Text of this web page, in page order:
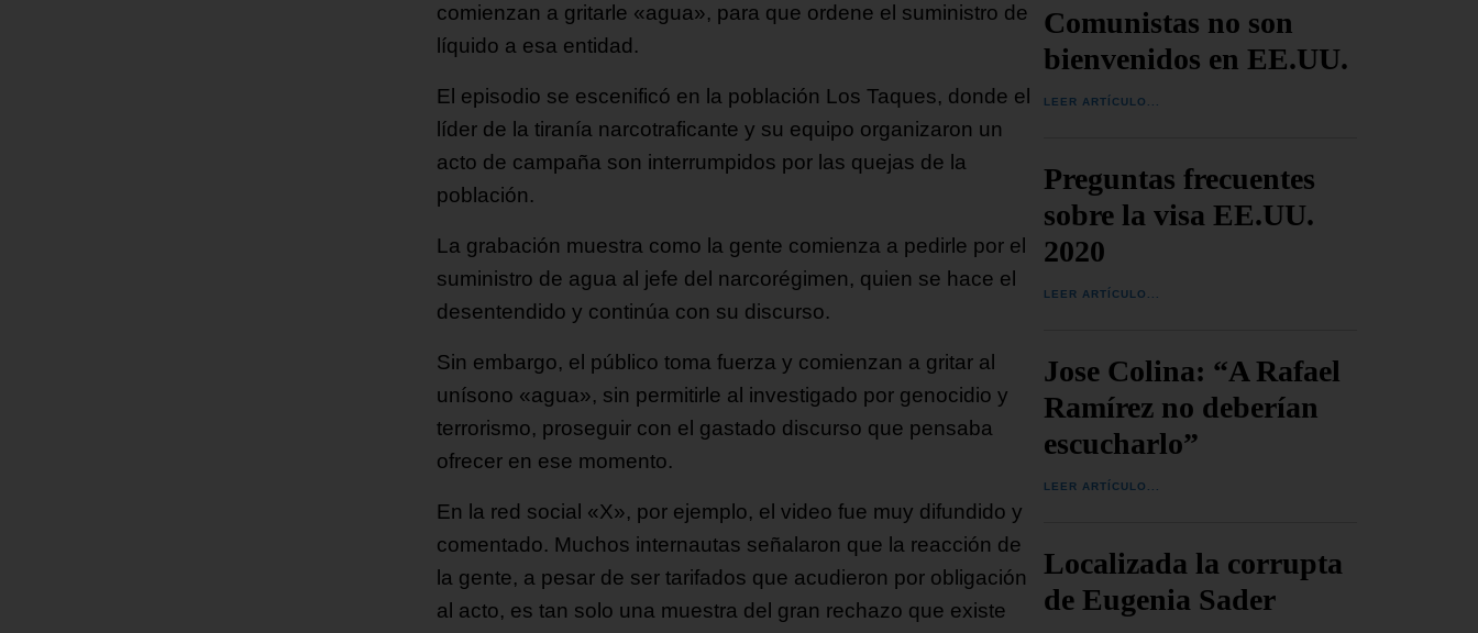
comienzan a gritarle «agua», para que ordene el suministro de
líquido a esa entidad.
El episodio se escenificó en la población Los Taques, donde el
líder de la tiranía narcotraficante y su equipo organizaron un
acto de campaña son interrumpidos por las quejas de la
población.
La grabación muestra como la gente comienza a pedirle por el
suministro de agua al jefe del narcorégimen, quien se hace el
desentendido y continúa con su discurso.
Sin embargo, el público toma fuerza y comienzan a gritar al
unísono «agua», sin permitirle al investigado por genocidio y
terrorismo, proseguir con el gastado discurso que pensaba
ofrecer en ese momento.
En la red social «X», por ejemplo, el video fue muy difundido y
comentado. Muchos internautas señalaron que la reacción de
la gente, a pesar de ser tarifados que acudieron por obligación
al acto, es tan solo una muestra del gran rechazo que existe
Comunistas no son
bienvenidos en EE.UU.
LEER ARTÍCULO...
Preguntas frecuentes
sobre la visa EE.UU.
2020
LEER ARTÍCULO...
Jose Colina: “A Rafael
Ramírez no deberían
escucharlo”
LEER ARTÍCULO...
Localizada la corrupta
de Eugenia Sader